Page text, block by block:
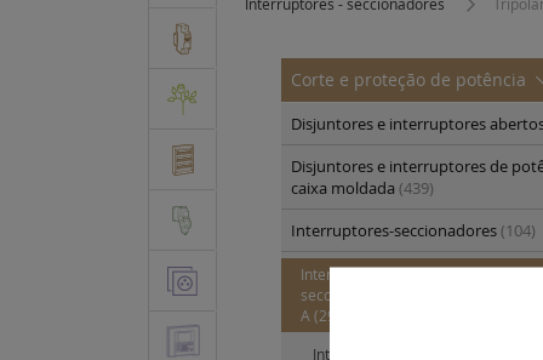
Corte e proteção de potência
Disjuntores e interruptores
Disjuntores e interruptores de
caixa moldada (439)
Interruptores-seccionadores(104)
Interruptores - seccionadores DX3-
seccionamento de cabeça da
A (29)
Interruptores - seccionadores